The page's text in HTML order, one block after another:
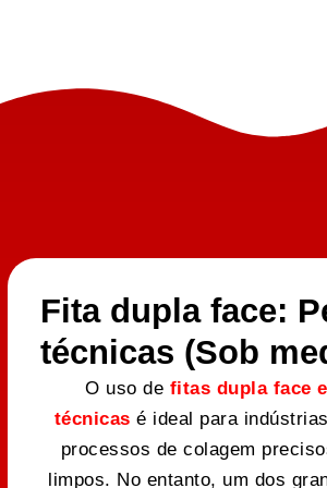
Fita dupla face:
técnicas (Sob
O uso de fitas dupla face
técnicas é ideal para
processos de colagem
limpos. No entanto, um dos